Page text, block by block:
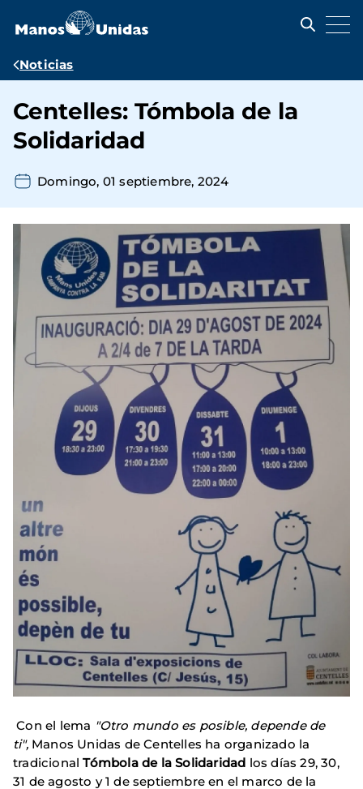
contenido
Ruta
navegación
Noticias
Centelles: Tómbola de la
Solidaridad
Domingo, 01 septiembre, 2024
Con el lema "Otro mundo es posible, depende de
ti", Manos Unidas de Centelles ha organizado la
tradicionalTómbola de la Solidaridad los días 29, 30,
31 de agosto y 1 de septiembre en el marco de la